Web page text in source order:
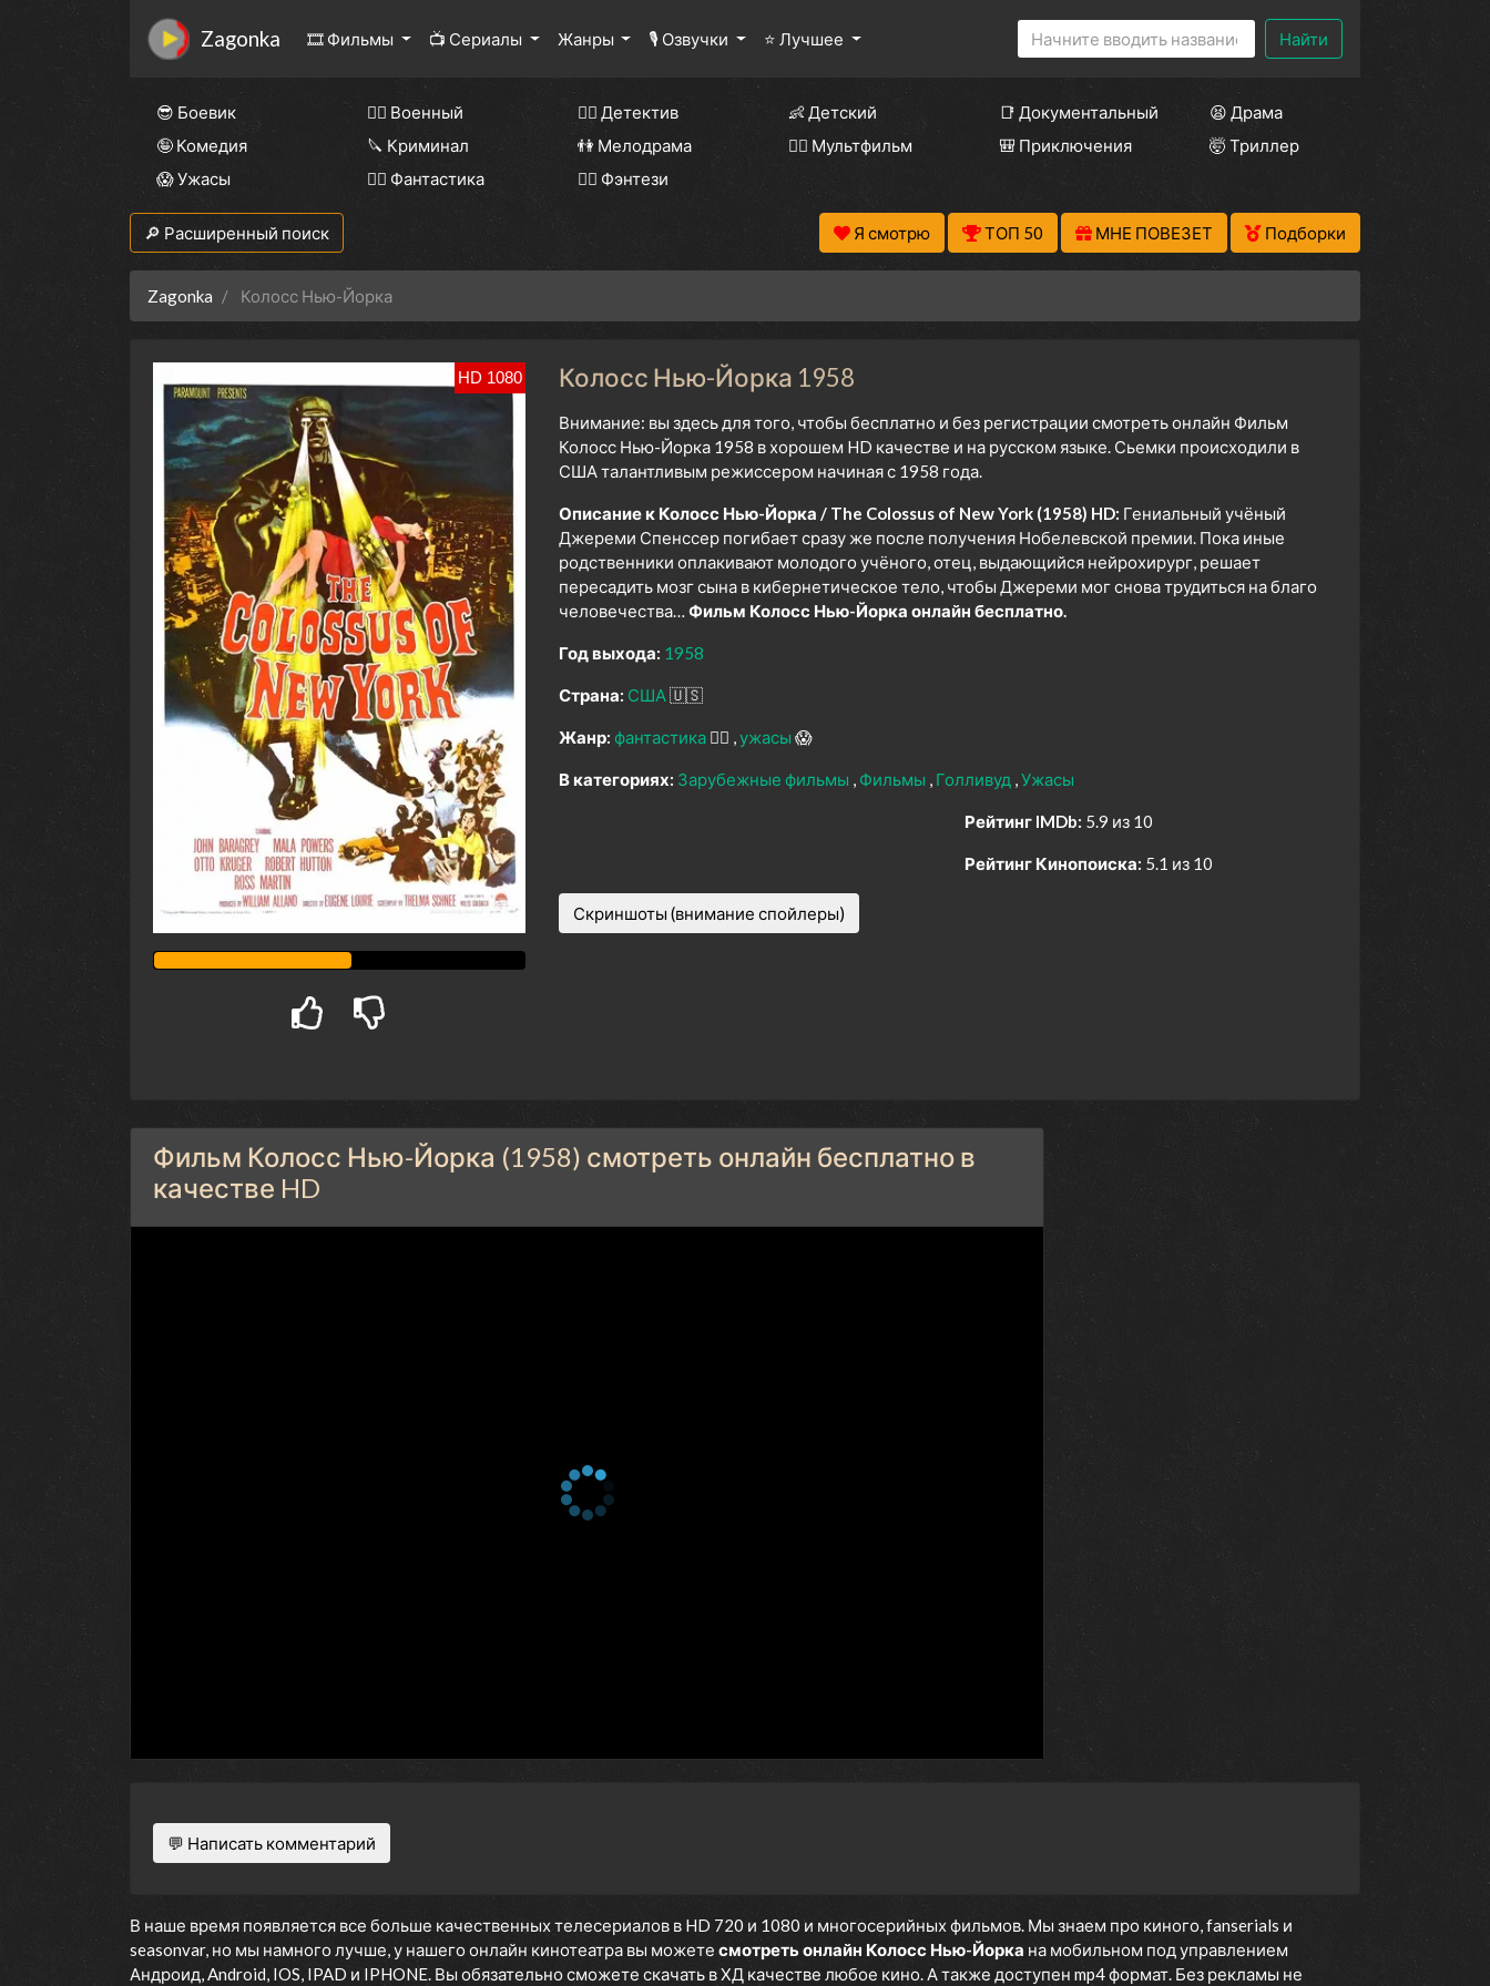
Zagonka 🎞 Фильмы 📺 Сериалы Жанры 🎙 Озвучки ⭐ Лучшее Найти
😎 Боевик 👨‍✈️ Военный 🕵️‍♂️ Детектив 👶 Детский 📑 Документальный
😫 Драма
🤪 Комедия
🔪 Криминал 👫 Мелодрама 🧚‍♀️ Мультфильм 🎒 Приключения
🤯 Триллер
😱 Ужасы
🧙‍♀️ Фантастика 🧝‍♂️ Фэнтези
🔎 Расширенный поиск Я смотрю ТОП 50 МНЕ ПОВЕЗЕТ Подборки
Zagonka Колосс Нью-Йорка
HD 1080 Колосс Нью-Йорка 1958
Внимание: вы здесь для того, чтобы бесплатно и без регистрации смотреть онлайн Фильм
Колосс Нью-Йорка 1958 в хорошем HD качестве и на русском языке. Сьемки происходили в
США талантливым режиссером начиная с 1958 года.
Описание к Колосс Нью-Йорка / The Colossus of New York (1958) HD: Гениальный учёный
Джереми Спенссер погибает сразу же после получения Нобелевской премии. Пока иные
родственники оплакивают молодого учёного, отец, выдающийся нейрохирург, решает
пересадить мозг сына в кибернетическое тело, чтобы Джереми мог снова трудиться на благо
человечества… Фильм Колосс Нью-Йорка онлайн бесплатно.
Год выхода: 1958
Страна: США🇺🇸
Жанр: фантастика 🧙‍♀️ ужасы 😱
В категориях: Зарубежные фильмы Фильмы Голливуд Ужасы
Рейтинг IMDb: 5.9 из 10
Рейтинг Кинопоиска: 5.1 из 10
Скриншоты (внимание спойлеры)
Фильм Колосс Нью-Йорка (1958) смотреть онлайн бесплатно в
качестве HD
💬 Написать комментарий
В наше время появляется все больше качественных телесериалов в HD 720 и 1080 и многосерийных фильмов. Мы знаем про киного, fanserials и
seasonvar, но мы намного лучше, у нашего онлайн кинотеатра вы можете смотреть онлайн Колосс Нью-Йорка на мобильном под управлением
Андроид, Android, IOS, IPAD и IPHONE. Вы обязательно сможете скачать в ХД качестве любое кино. А также доступен mp4 формат. Без рекламы не